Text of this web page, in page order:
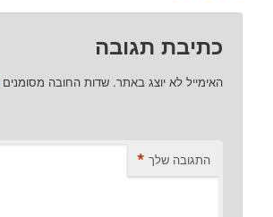
כתיבת תגובה
האימייל לא יוצג באתר. שדות החובה מסומנים
התגובה שלך *